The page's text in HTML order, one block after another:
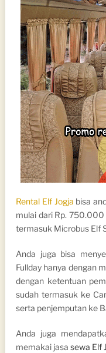
Rental Elf Jogja bisa
mulai dari Rp. 750.000
termasuk Microbus Elf
Anda juga bisa
Fullday hanya dengan
dengan ketentuan
sudah termasuk ke
serta penjemputan ke
Anda juga
memakai jasa sewa Elf